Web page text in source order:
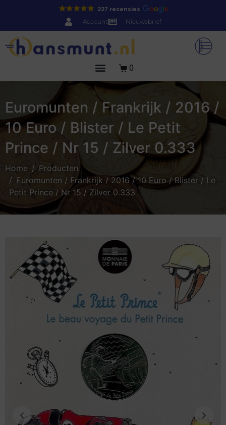
227 recensies
Account Nieuwsbrief
0
Euromunten / Frankrijk / 2016 /
10 Euro / Blister / Le Petit
Prince / Nr 15 / Zilver 0.333
Home
Producten
Euromunten / Frankrijk / 2016 / 10 Euro / Blister / Le
Petit Prince / Nr 15 / Zilver 0.333